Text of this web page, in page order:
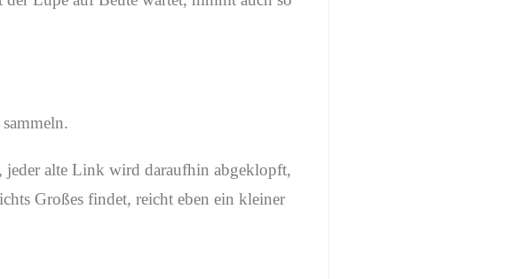
jeder alte Link wird daraufhin abgeklopft,
Großes findet, reicht eben ein kleiner